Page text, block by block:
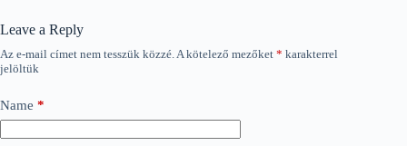
Leave a Reply
Az e-mail címet nem tesszük közzé. A kötelező mezőket * karakterrel
jelöltük
Name *